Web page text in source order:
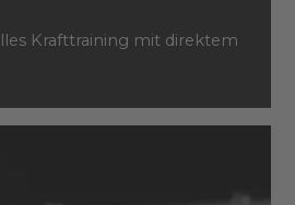
Krafttraining mit direktem